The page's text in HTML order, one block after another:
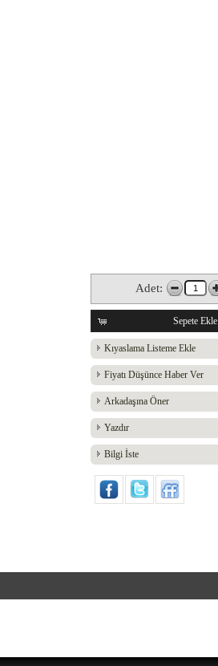
Adet:
Sepete Ekle
Kıyaslama Listeme Ekle
Fiyatı Düşünce Haber Ver
Arkadaşına Öner
Yazdır
Bilgi İste